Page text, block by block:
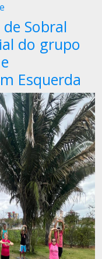
Sobral
do grupo
Esquerda